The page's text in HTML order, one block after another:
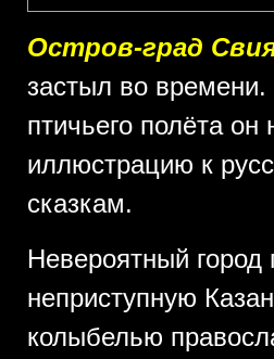
Остров-град
застыл во
птичьего полёта он
иллюстрацию к
сказкам.
Невероятный город
неприступную
колыбелью